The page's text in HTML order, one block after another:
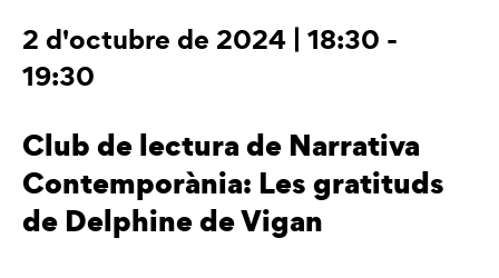
2 d'octubre de 2024 | 18:30 -
19:30
Club de lectura de Narrativa
Contemporània: Les gratituds
de Delphine de Vigan